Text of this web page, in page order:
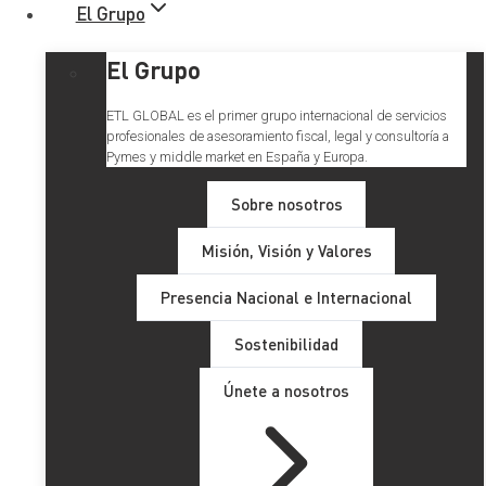
El Grupo
El Grupo
ETL GLOBAL es el primer grupo internacional de servicios
profesionales de asesoramiento fiscal, legal y consultoría a
Pymes y middle market en España y Europa.
Sobre nosotros
Misión, Visión y Valores
Presencia Nacional e Internacional
Sostenibilidad
Únete a nosotros
Reducción de la jornada a 37,5
horas: las primeras dudas
reales de las empresas